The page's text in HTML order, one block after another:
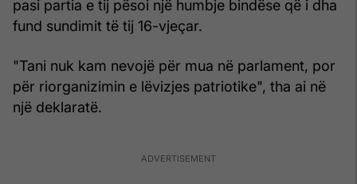
pasi partia e tij pësoi një humbje bindëse që i dha
fund sundimit të tij 16-vjeçar.
"Tani nuk kam nevojë për mua në parlament, por
për riorganizimin e lëvizjes patriotike", tha ai në
një deklaratë.